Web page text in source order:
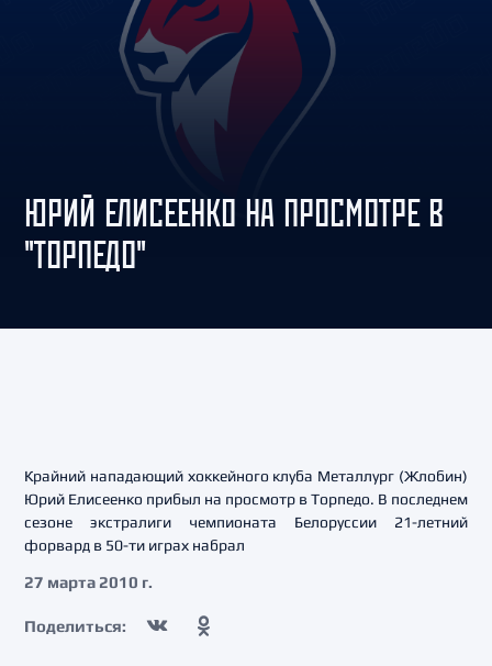
ЮРИЙ ЕЛИСЕЕНКО НА ПРОСМОТРЕ В
"ТОРПЕДО"
Крайний нападающий хоккейного клуба Металлург (Жлобин)
Юрий Елисеенко прибыл на просмотр в Торпедо. В последнем
сезоне экстралиги чемпионата Белоруссии 21-летний
форвард в 50-ти играх набрал
27 марта 2010 г.
Поделиться: